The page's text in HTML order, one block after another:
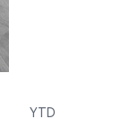
YTD